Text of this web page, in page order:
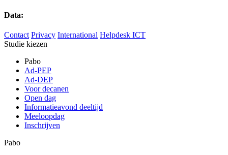
Data:
Contact Privacy International Helpdesk ICT
Studie kiezen
Pabo
Ad-PEP
Ad-DEP
Voor decanen
Open dag
Informatieavond deeltijd
Meeloopdag
Inschrijven
Pabo